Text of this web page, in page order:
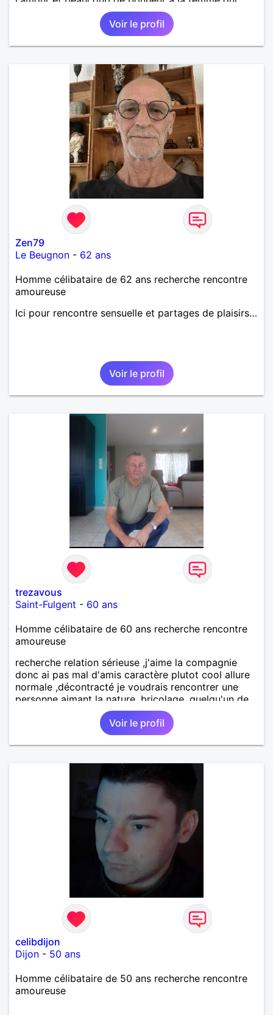
souhaitera partager ma vie . Bientôt en retraite a la
fin de l 'année et libre de toute contrainte. Digne de
confiance à la femme qui voudras m 'en accorder
en toute sincérité. Pour le reste venez me découvrir
Voir le profil
Zen79
Le Beugnon - 62 ans
Homme célibataire de 62 ans recherche rencontre
amoureuse
Ici pour rencontre sensuelle et partages de plaisirs…
Voir le profil
trezavous
Saint-Fulgent - 60 ans
Homme célibataire de 60 ans recherche rencontre
amoureuse
recherche relation sérieuse ,j'aime la compagnie
donc ai pas mal d'amis caractère plutot cool allure
normale ,décontracté je voudrais rencontrer une
personne aimant la nature ,bricolage ,quelqu'un de
simple et naturel à vos claviers mesdames
Voir le profil
celibdijon
Dijon - 50 ans
Homme célibataire de 50 ans recherche rencontre
amoureuse